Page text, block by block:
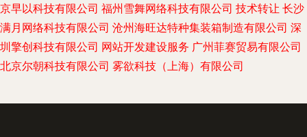
京早以科技有限公司 福州雪舞网络科技有限公司 技术转让 长沙
满月网络科技有限公司 沧州海旺达特种集装箱制造有限公司 深
圳擎创科技有限公司 网站开发建设服务 广州菲赛贸易有限公司
北京尔朝科技有限公司 雾欲科技（上海）有限公司